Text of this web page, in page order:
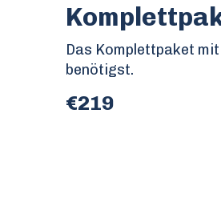
Das Komplettpaket
benötigst.
€219